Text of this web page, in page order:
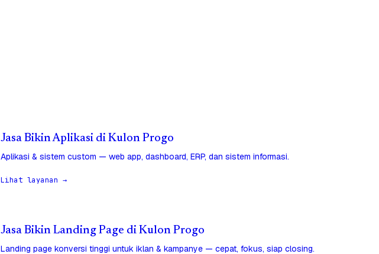
Jasa Bikin Aplikasi di Kulon Progo
Aplikasi & sistem custom — web app, dashboard, ERP, dan sistem informasi.
Lihat layanan →
Jasa Bikin Landing Page di Kulon Progo
Landing page konversi tinggi untuk iklan & kampanye — cepat, fokus, siap closing.